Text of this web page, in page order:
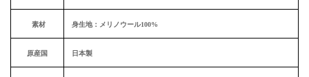
素材 身生地：メリノウール100%
原産国 日本製